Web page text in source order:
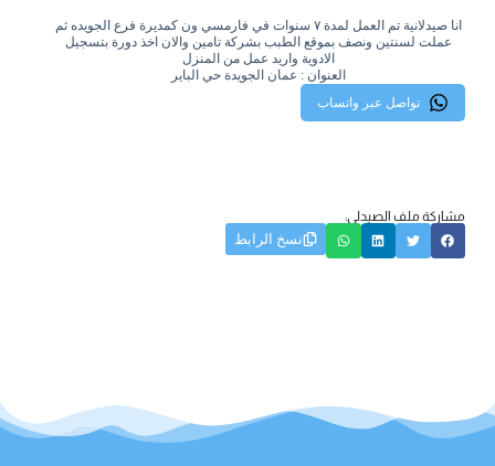
انا صيدلانية تم العمل لمدة ٧ سنوات في فارمسي ون كمديرة فرع الجويده ثم
عملت لسنتين ونصف بموقع الطبب بشركة تامين والان اخذ دورة بتسجيل
الادوية واريد عمل من المنزل
العنوان : عمان الجويدة حي الباير
تواصل عبر واتساب
مشاركة ملف الصيدلي:
نسخ الرابط